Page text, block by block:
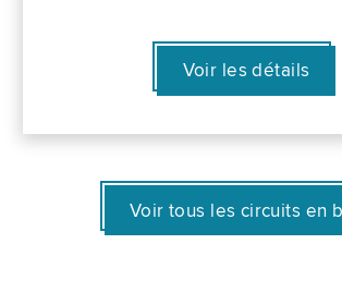
Voir les détails
Voir tous les circuits en